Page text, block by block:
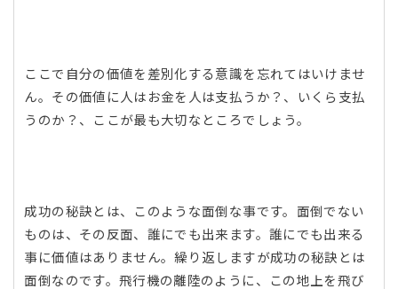
ここで自分の価値を差別化する意識を忘れてはいけませ
ん。その価値に人はお金を人は支払うか？、いくら支払
うのか？、ここが最も大切なところでしょう。
成功の秘訣とは、このような面倒な事です。面倒でない
ものは、その反面、誰にでも出来ます。誰にでも出来る
事に価値はありません。繰り返しますが成功の秘訣とは
面倒なのです。飛行機の離陸のように、この地上を飛び